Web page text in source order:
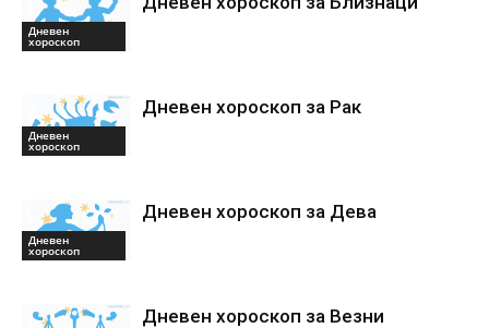
Дневен
хороскоп
Дневен
хороскоп
Дневен хороскоп за Рак
Дневен
хороскоп
Дневен хороскоп за Дева
Дневен хороскоп за Везни